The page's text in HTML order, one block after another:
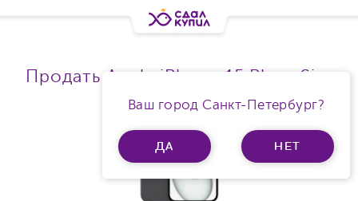
Ваш город Санкт-Петербург?
ДА НЕТ
Продать Apple iPhone 15 Plus eSim